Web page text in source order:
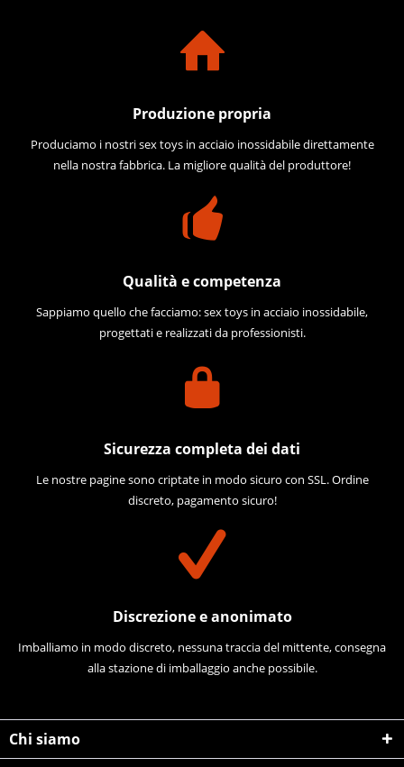
Produzione propria
Produciamo i nostri sex toys in acciaio inossidabile direttamente
nella nostra fabbrica. La migliore qualità del produttore!
Qualità e competenza
Sappiamo quello che facciamo: sex toys in acciaio inossidabile,
progettati e realizzati da professionisti.
Sicurezza completa dei dati
Le nostre pagine sono criptate in modo sicuro con SSL. Ordine
discreto, pagamento sicuro!
Discrezione e anonimato
Imballiamo in modo discreto, nessuna traccia del mittente, consegna
alla stazione di imballaggio anche possibile.
Chi siamo